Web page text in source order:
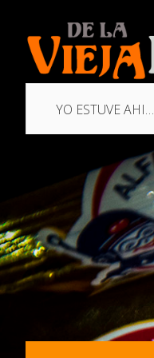
YO ESTUVE AHI…